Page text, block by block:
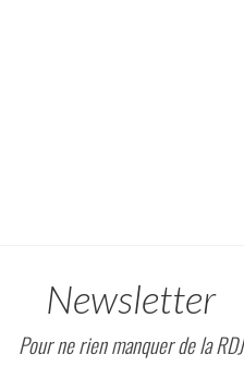
Newsletter
Pour ne rien manquer de la RDJ